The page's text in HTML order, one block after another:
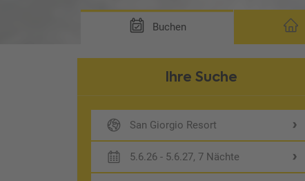
Buchen
Ihre Suche
San Giorgio Resort
5.6.26 - 5.6.27, 7 Nächte